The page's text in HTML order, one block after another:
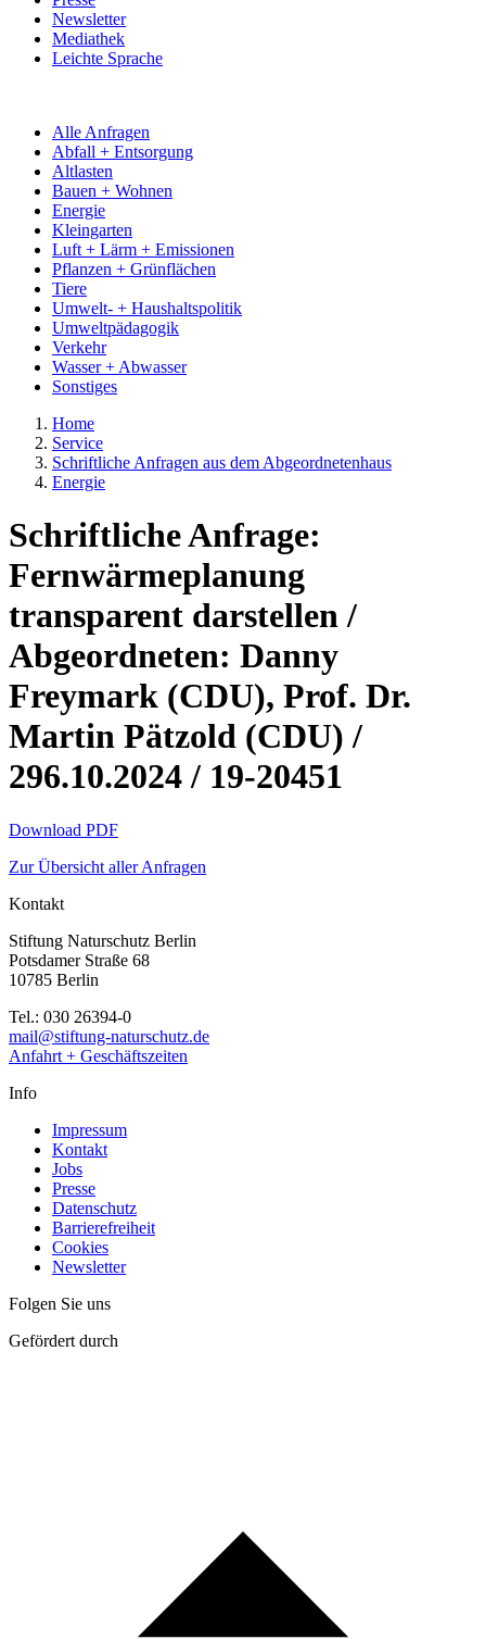
Newsletter
Mediathek
Leichte Sprache
Alle Anfragen
Abfall + Entsorgung
Altlasten
Bauen + Wohnen
Energie
Kleingarten
Luft + Lärm + Emissionen
Pflanzen + Grünflächen
Tiere
Umwelt- + Haushaltspolitik
Umweltpädagogik
Verkehr
Wasser + Abwasser
Sonstiges
Home
Service
Schriftliche Anfragen aus dem Abgeordnetenhaus
Energie
Schriftliche Anfrage:
Fernwärmeplanung
transparent darstellen /
Abgeordneten: Danny
Freymark (CDU), Prof. Dr.
Martin Pätzold (CDU) /
296.10.2024 / 19-20451
Download PDF
Zur Übersicht aller Anfragen
Kontakt
Stiftung Naturschutz Berlin
Potsdamer Straße 68
10785 Berlin
Tel.: 030 26394-0
mail@stiftung-naturschutz.de
Anfahrt + Geschäftszeiten
Info
Impressum
Kontakt
Jobs
Presse
Datenschutz
Barrierefreiheit
Cookies
Newsletter
Folgen Sie uns
Gefördert durch